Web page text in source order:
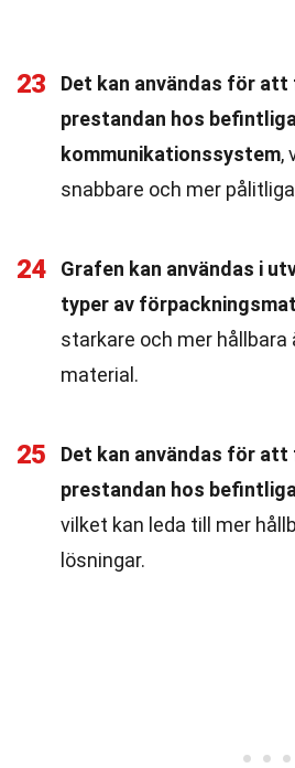
23
Det kan användas för
prestandan hos befintliga
kommunikationssystem,
snabbare och mer
24
Grafen kan användas i
typer av
starkare och mer hållbara
material.
25
Det kan användas för
prestandan hos
vilket kan leda till mer
lösningar.